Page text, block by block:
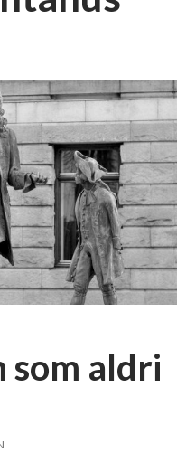
som aldri